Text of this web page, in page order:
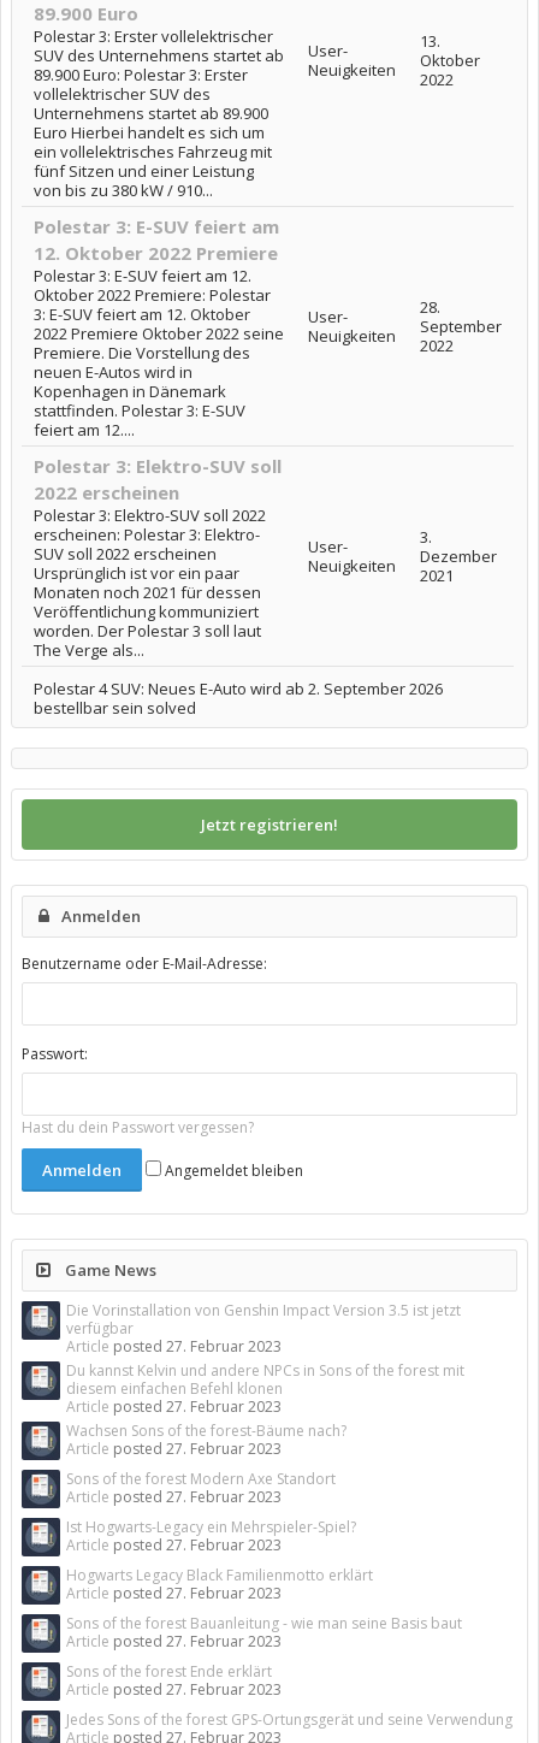
89.900 Euro
Polestar 3: Erster vollelektrischer
SUV des Unternehmens startet ab
89.900 Euro: Polestar 3: Erster
vollelektrischer SUV des
Unternehmens startet ab 89.900
Euro Hierbei handelt es sich um
ein vollelektrisches Fahrzeug mit
fünf Sitzen und einer Leistung
von bis zu 380 kW / 910...
User-
Neuigkeiten
13.
Oktober
2022
Polestar 3: E-SUV feiert am
12. Oktober 2022 Premiere
Polestar 3: E-SUV feiert am 12.
Oktober 2022 Premiere: Polestar
3: E-SUV feiert am 12. Oktober
2022 Premiere Oktober 2022 seine
Premiere. Die Vorstellung des
neuen E-Autos wird in
Kopenhagen in Dänemark
stattfinden. Polestar 3: E-SUV
feiert am 12....
User-
Neuigkeiten
28.
September
2022
Polestar 3: Elektro-SUV soll
2022 erscheinen
Polestar 3: Elektro-SUV soll 2022
erscheinen: Polestar 3: Elektro-
SUV soll 2022 erscheinen
Ursprünglich ist vor ein paar
Monaten noch 2021 für dessen
Veröffentlichung kommuniziert
worden. Der Polestar 3 soll laut
The Verge als...
User-
Neuigkeiten
3.
Dezember
2021
Polestar 4 SUV: Neues E-Auto wird ab 2. September 2026
bestellbar sein solved
Jetzt registrieren!
Anmelden
Benutzername oder E-Mail-Adresse:
Passwort:
Hast du dein Passwort vergessen?
Angemeldet bleiben
Game News
Die Vorinstallation von Genshin Impact Version 3.5 ist jetzt
verfügbar
Article posted 27. Februar 2023
Du kannst Kelvin und andere NPCs in Sons of the forest mit
diesem einfachen Befehl klonen
Article posted 27. Februar 2023
Wachsen Sons of the forest-Bäume nach?
Article posted 27. Februar 2023
Sons of the forest Modern Axe Standort
Article posted 27. Februar 2023
Ist Hogwarts-Legacy ein Mehrspieler-Spiel?
Article posted 27. Februar 2023
Hogwarts Legacy Black Familienmotto erklärt
Article posted 27. Februar 2023
Sons of the forest Bauanleitung - wie man seine Basis baut
Article posted 27. Februar 2023
Sons of the forest Ende erklärt
Article posted 27. Februar 2023
Jedes Sons of the forest GPS-Ortungsgerät und seine Verwendung
Article posted 27. Februar 2023